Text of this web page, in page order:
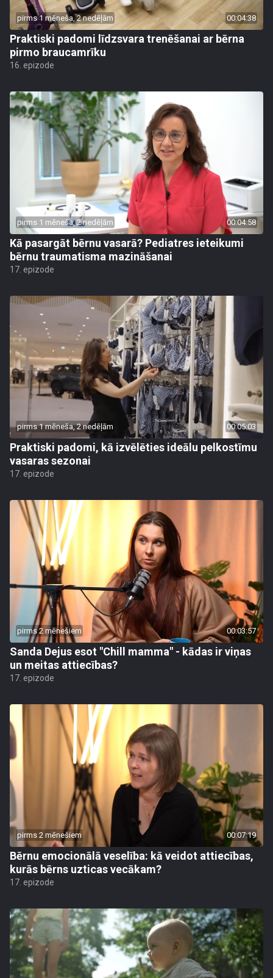
pirms 1 mēneša, 2 nedēļām 00:04:38
Praktiski padomi līdzsvara trenēšanai ar bērna
pirmo braucamrīku
16. epizode
pirms 1 mēneša, 2 nedēļām 00:04:58
Kā pasargāt bērnu vasarā? Pediatres ieteikumi
bērnu traumatisma mazināšanai
17. epizode
pirms 1 mēneša, 2 nedēļām 00:05:03
Praktiski padomi, kā izvēlēties ideālu pelkostīmu
vasaras sezonai
17. epizode
pirms 2 mēnešiem 00:03:57
Sanda Dejus esot "Chill mamma" - kādas ir viņas
un meitas attiecības?
17. epizode
pirms 2 mēnešiem 00:07:19
Bērnu emocionālā veselība: kā veidot attiecības,
kurās bērns uzticas vecākam?
17. epizode